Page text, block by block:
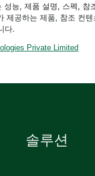
성능, 제품 설명, 스펙,
제공하는 제품, 참조 컨
다.
Private Limited
솔루션